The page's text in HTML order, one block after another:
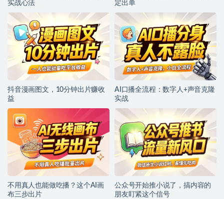
实战心法
定出单
抖音漫画图文，10分钟出片赚收
益
AI口播全流程：数字人+声音克隆
实战
不用真人也能做吃播？这个AI画
布三步出片
公众号开始推小说了，搞内容的
朋友盯紧这个信号